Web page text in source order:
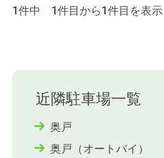
1件中 1件目から1件目を表示
近隣駐車場一覧
奥戸
奥戸（オートバイ）